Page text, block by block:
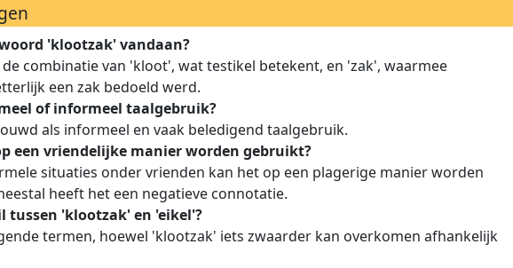
'klootzak' vandaan?
combinatie van 'kloot', wat testikel betekent, en 'zak', waarmee
een zak bedoeld werd.
of informeel taalgebruik?
als informeel en vaak beledigend taalgebruik.
een vriendelijke manier worden gebruikt?
situaties onder vrienden kan het op een plagerige manier worden
heeft het een negatieve connotatie.
tussen 'klootzak' en 'eikel'?
termen, hoewel 'klootzak' iets zwaarder kan overkomen afhankelijk